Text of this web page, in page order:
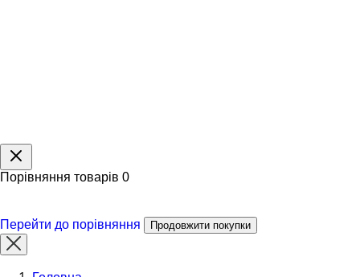
Порівняння товарів 0
Перейти до порівняння Продовжити покупки